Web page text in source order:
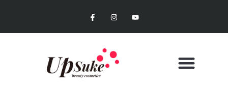
a
e
k
-
f
n
t
r
a
o
t